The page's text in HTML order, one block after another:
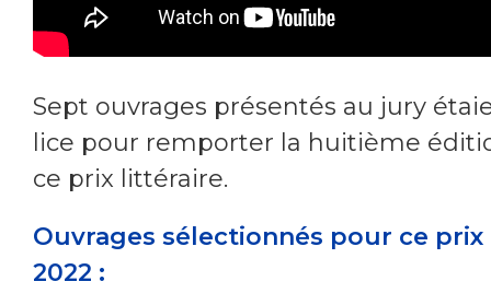
Sept ouvrages présentés au jury
lice pour remporter la huitième
ce prix littéraire.
Ouvrages sélectionnés pour ce prix
2022 :